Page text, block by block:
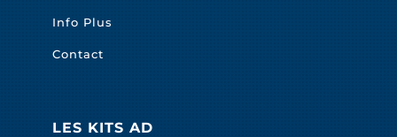
Info Plus
Contact
LES KITS AD